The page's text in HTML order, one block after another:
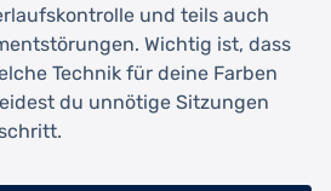
und teils auch
Wichtig ist, dass
Technik für deine Farben
du unnötige Sitzungen